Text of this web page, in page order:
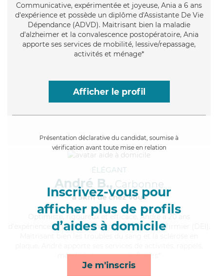
Communicative, expérimentée et joyeuse, Ania a 6 ans
d'expérience et possède un diplôme d'Assistante De Vie
Dépendance (ADVD). Maitrisant bien la maladie
d'alzheimer et la convalescence postopératoire, Ania
apporte ses services de mobilité, lessive/repassage,
activités et ménage*
Afficher le profil
Présentation déclarative du candidat, soumise à
vérification avant toute mise en relation
Inscrivez-vous pour
afficher plus de profils
d’aides à domicile
Je m'inscris
ÉLÉGANT
André B., Carbonne
à 5km de chez Vous
, rigoureux et efficace, André a 20 ans
d'expérience et possède un diplôme d'Etat d'infirmier (DEI).
mobilité et compagnie/loisirs*